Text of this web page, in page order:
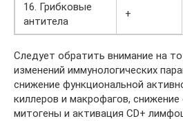
16. Грибковые
антитела
+
Следует обратить внимание на
изменений иммунологических
снижение функциональной
киллеров и макрофагов,
митогены и активация CD+